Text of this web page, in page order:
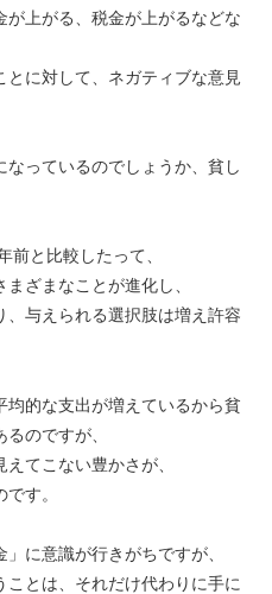
上がる、税金が上がるなどな
に対して、ネガティブな意見
っているのでしょうか、貧し
前と比較したって、
ざまなことが進化し、
与えられる選択肢は増え許容
均的な支出が増えているから貧
のですが、
てこない豊かさが、
す。
に意識が行きがちですが、
とは、それだけ代わりに手に